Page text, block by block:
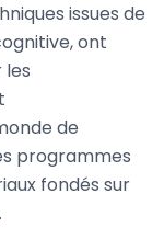
issues de
ont
de
programmes
fondés sur